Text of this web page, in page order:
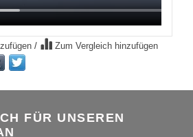
/ Zum Vergleich hinzufügen
FÜR UNSEREN